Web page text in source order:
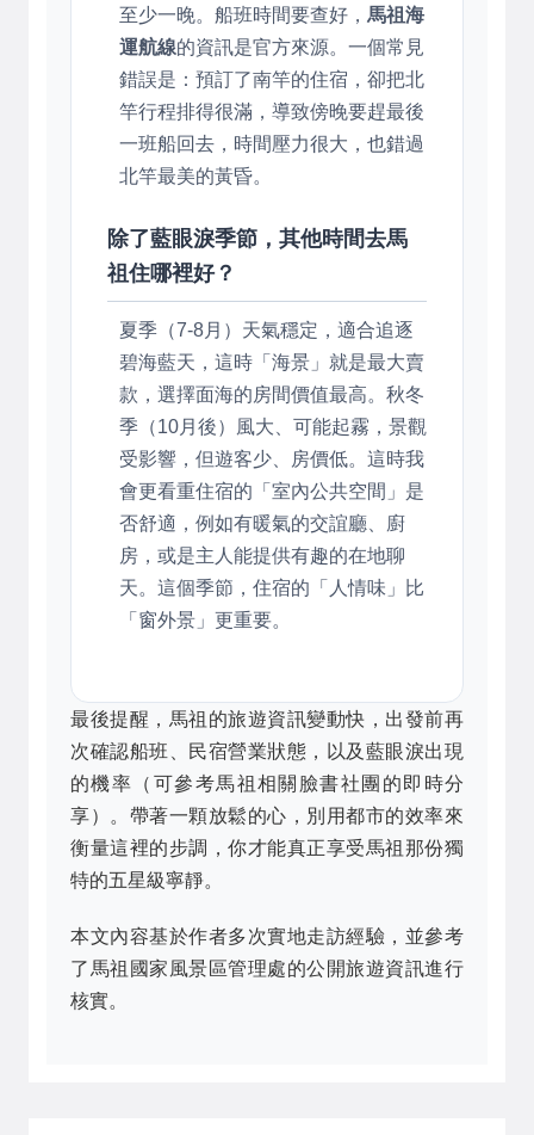
至少一晚。船班時間要查好， 馬祖海
運航線的資訊是官方來源。一個常見
錯誤是：預訂了南竿的住宿，卻把北
竿行程排得很滿，導致傍晚要趕最後
一班船回去，時間壓力很大，也錯過
北竿最美的黃昏。
除了藍眼淚季節，其他時間去馬
祖住哪裡好？
夏季（7-8月）天氣穩定，適合追逐
碧海藍天，這時「海景」就是最大賣
款，選擇面海的房間價值最高。秋冬
季（10月後）風大、可能起霧，景觀
受影響，但遊客少、房價低。這時我
會更看重住宿的「室內公共空間」是
否舒適，例如有暖氣的交誼廳、廚
房，或是主人能提供有趣的在地聊
天。這個季節，住宿的「人情味」比
「窗外景」更重要。
最後提醒，馬祖的旅遊資訊變動快，出發前再
次確認船班、民宿營業狀態，以及藍眼淚出現
的機率（可參考馬祖相關臉書社團的即時分
享）。帶著一顆放鬆的心，別用都市的效率來
衡量這裡的步調，你才能真正享受馬祖那份獨
特的五星級寧靜。
本文內容基於作者多次實地走訪經驗，並參考
了馬祖國家風景區管理處的公開旅遊資訊進行
核實。